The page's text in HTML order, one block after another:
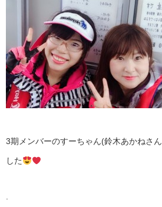
3期メンバーのすーちゃん(鈴木あかねさん
した
.